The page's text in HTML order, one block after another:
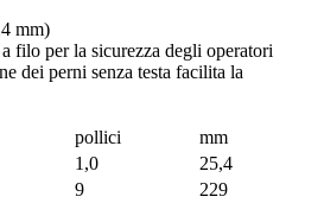
mm)
filo per la sicurezza degli operatori
dei perni senza testa facilita la
pollici
mm
1,0
25,4
9
229